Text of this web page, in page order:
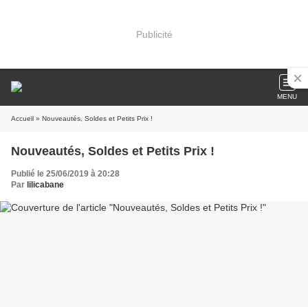
Publicité
MENU
Accueil » Nouveautés, Soldes et Petits Prix !
Nouveautés, Soldes et Petits Prix !
Publié le 25/06/2019 à 20:28
Par lilicabane